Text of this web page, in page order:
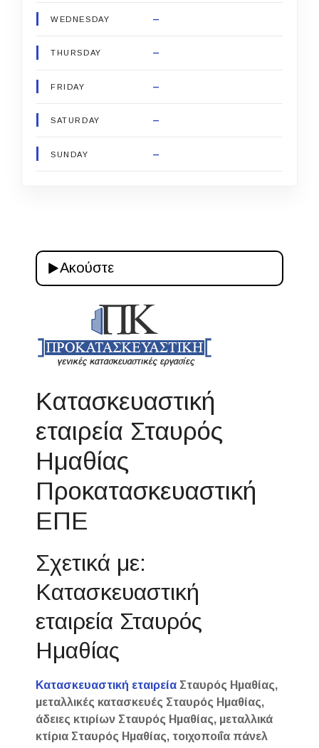
WEDNESDAY –
THURSDAY –
FRIDAY –
SATURDAY –
SUNDAY –
Ακούστε
Κατασκευαστική
εταιρεία Σταυρός
Ημαθίας
Προκατασκευαστική
ΕΠΕ
Σχετικά με:
Κατασκευαστική
εταιρεία Σταυρός
Ημαθίας
Κατασκευαστική εταιρεία Σταυρός Ημαθίας,
μεταλλικές κατασκευές Σταυρός Ημαθίας,
άδειες κτιρίων Σταυρός Ημαθίας, μεταλλικά
κτίρια Σταυρός Ημαθίας, τοιχοποιΐα πάνελ